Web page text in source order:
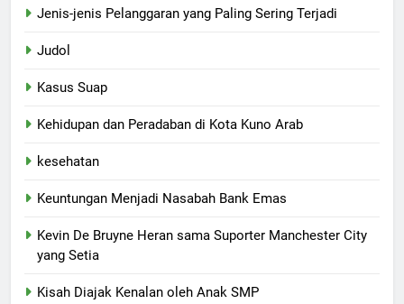
Jenis-jenis Pelanggaran yang Paling Sering Terjadi
Judol
Kasus Suap
Kehidupan dan Peradaban di Kota Kuno Arab
kesehatan
Keuntungan Menjadi Nasabah Bank Emas
Kevin De Bruyne Heran sama Suporter Manchester City
yang Setia
Kisah Diajak Kenalan oleh Anak SMP